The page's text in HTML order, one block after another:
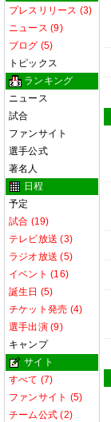
プレスリリース (3)
ニュース (9)
ブログ (5)
トピックス
ランキング
ニュース
試合
ファンサイト
選手公式
著名人
日程
予定
試合 (19)
テレビ放送 (3)
ラジオ放送 (5)
イベント (16)
誕生日 (5)
チケット発売 (4)
選手出演 (9)
キャンプ
サイト
すべて (7)
ファンサイト (5)
チーム公式 (2)